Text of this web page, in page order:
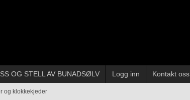
OG STELL AV BUNADSØLV Logg inn Kontakt oss
og klokkekjeder